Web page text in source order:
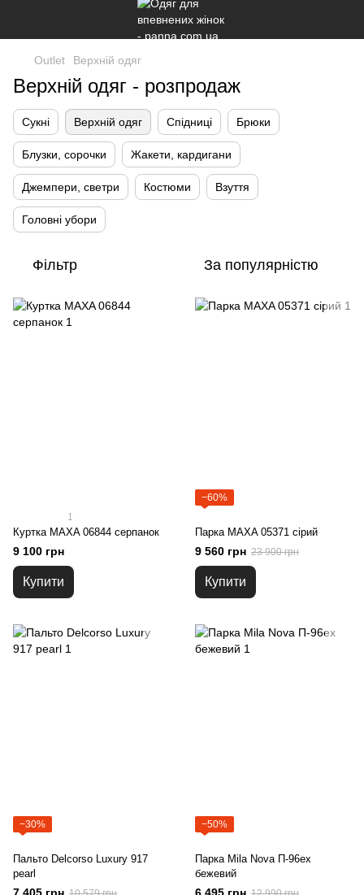
Outlet Верхній одяг
Верхній одяг - розпродаж
Сукні Верхній одяг Спідниці Брюки
Блузки, сорочки Жакети, кардигани
Джемпери, светри Костюми Взуття
Головні убори
Фільтр За популярністю
1
Куртка MAXA 06844 серпанок
9 100 грн
Купити
−60%
Парка MAXA 05371 сірий
9 560 грн 23 900 грн
Купити
−30%
Пальто Delcorso Luxury 917
pearl
−50%
Парка Mila Nova П-96ex
бежевий